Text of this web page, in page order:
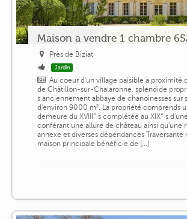
Maison a vendre 1 chambre
Près de Biziat
Jardin
Au coeur d'un village paisible à proximité
de Châtillon-sur-Chalaronne, splendide
s anciennement abbaye de chanoinesses sur
d'environ 9000 m². La propriété comprends
demeure du XVIII° s complétée au XIX° s
conférant une allure de château ainsi qu'une
annexe et diverses dépendances Traversante
maison principale bénéficie de [...]